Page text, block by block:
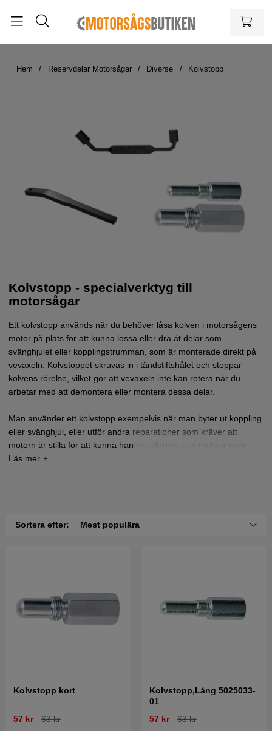
Hem Reservdelar Motorsågar Diverse Kolvstopp
Kolvstopp - specialverktyg till
motorsågar
Ett kolvstopp används när du behöver låsa kolven i motorsågens
motor på plats för att kunna lossa eller dra åt delar som
svänghjulet eller kopplingstrumman, som är monterade direkt på
vevaxeln. Kolvstoppet skruvas in i tändstiftshålet och stoppar
kolvens rörelse, vilket gör att vevaxeln inte kan rotera när du
arbetar med att demontera eller montera dessa delar.
Man använder ett kolvstopp exempelvis när man byter ut koppling
eller svänghjul, eller utför andra reparationer som kräver att
motorn är stilla för att kunna hantera skruvar och muttrar som
sitter fast med högt vridmoment.
Sortera efter: Mest populära
Kolvstopp kort
57 kr 63 kr
Kolvstopp,Lång 5025033-
01
57 kr
63 kr